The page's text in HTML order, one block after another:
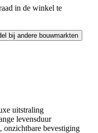
in de winkel te
bij andere bouwmarkten
uitstraling
levensduur
onzichtbare bevestiging